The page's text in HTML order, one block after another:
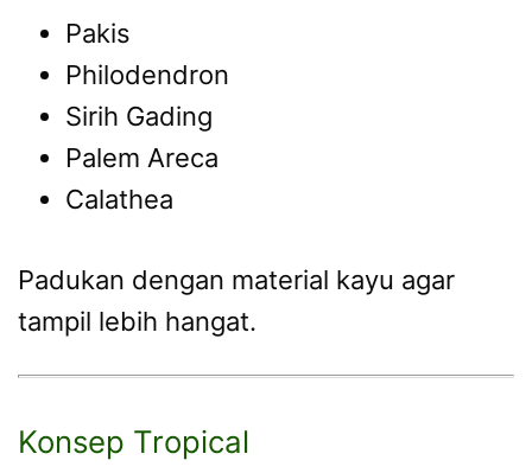
Pakis
Philodendron
Sirih Gading
Palem Areca
Calathea
Padukan dengan material kayu agar
tampil lebih hangat.
Konsep Tropical